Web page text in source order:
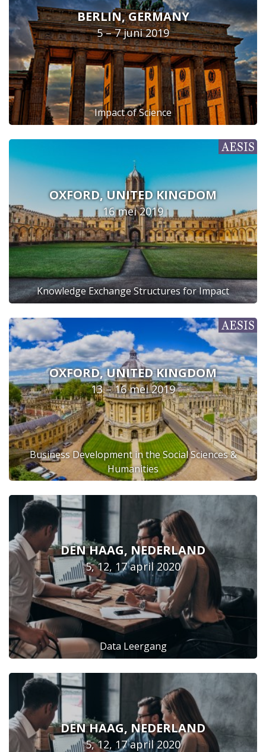
BERLIN, GERMANY
5 – 7 juni 2019
Impact of Science
OXFORD, UNITED KINGDOM
16 mei 2019
Knowledge Exchange Structures for Impact
OXFORD, UNITED KINGDOM
13 – 16 mei 2019
Business Development in the Social Sciences &
Humanities
DEN HAAG, NEDERLAND
5, 12, 17 april 2020
Data Leergang
DEN HAAG, NEDERLAND
5, 12, 17 april 2020